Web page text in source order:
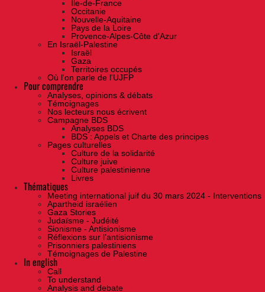
Île-de-France
Occitanie
Nouvelle-Aquitaine
Pays de la Loire
Provence-Alpes-Côte d'Azur
En Israël-Palestine
Israël
Gaza
Territoires occupés
Où l'on parle de l'UJFP
Pour comprendre
Analyses, opinions & débats
Témoignages
Nos lecteurs nous écrivent
Campagne BDS
Analyses BDS
BDS : Appels et Charte des principes
Pages culturelles
Culture de la solidarité
Culture juive
Culture palestinienne
Livres
Thématiques
Meeting international juif du 30 mars 2024 - Interventions
Apartheid israélien
Gaza Stories
Judaïsme - Judéité
Sionisme - Antisionisme
Réflexions sur l’antisionisme
Prisonniers palestiniens
Témoignages de Palestine
In english
Call
To understand
Analysis and debate